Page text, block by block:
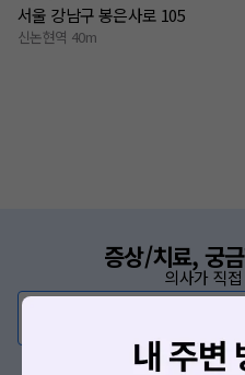
서울 강남구 봉은사로 105
신논현역 40m
증상/치료, 궁
의사가 직
혹은, 의료상담 서비스